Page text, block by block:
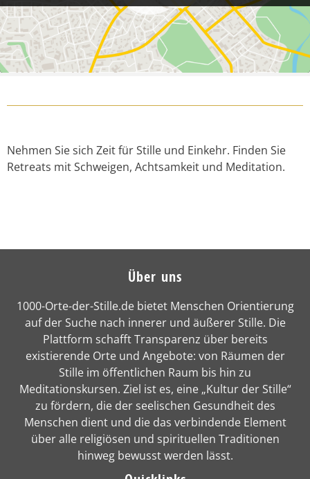
Nehmen Sie sich Zeit für Stille und Einkehr. Finden Sie
Retreats mit Schweigen, Achtsamkeit und Meditation.
Über uns
1000-Orte-der-Stille.de bietet Menschen Orientierung
auf der Suche nach innerer und äußerer Stille. Die
Plattform schafft Transparenz über bereits
existierende Orte und Angebote: von Räumen der
Stille im öffentlichen Raum bis hin zu
Meditationskursen. Ziel ist es, eine „Kultur der Stille“
zu fördern, die der seelischen Gesundheit des
Menschen dient und die das verbindende Element
über alle religiösen und spirituellen Traditionen
hinweg bewusst werden lässt.